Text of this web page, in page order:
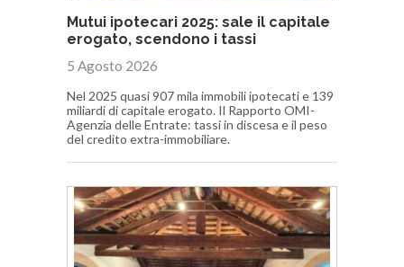
Mutui ipotecari 2025: sale il capitale
erogato, scendono i tassi
5 Agosto 2026
Nel 2025 quasi 907 mila immobili ipotecati e 139
miliardi di capitale erogato. Il Rapporto OMI-
Agenzia delle Entrate: tassi in discesa e il peso
del credito extra-immobiliare.